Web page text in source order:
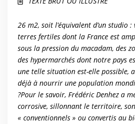
26 m2, soit l’équivalent d’un studio
terres fertiles dont la France est
sous la pression du macadam, des
des hypermarchés dont notre pays
une telle situation est-elle possible,
déjà à nourrir une population
?Pour le savoir, Frédéric Denhez a
corrosive, sillonnant le territoire,
« conventionnels » ou convertis au